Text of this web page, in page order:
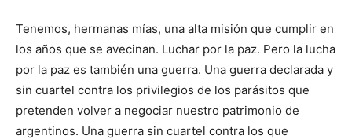
Tenemos, hermanas mías, una alta misión que cumplir en
los años que se avecinan. Luchar por la paz. Pero la lucha
por la paz es también una guerra. Una guerra declarada y
sin cuartel contra los privilegios de los parásitos que
pretenden volver a negociar nuestro patrimonio de
argentinos. Una guerra sin cuartel contra los que